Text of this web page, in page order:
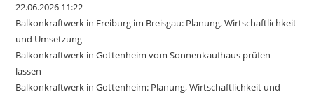
22.06.2026 11:22
Balkonkraftwerk in Freiburg im Breisgau: Planung, Wirtschaftlichkeit
und Umsetzung
Balkonkraftwerk in Gottenheim vom Sonnenkaufhaus prüfen
lassen
Balkonkraftwerk in Gottenheim: Planung, Wirtschaftlichkeit und